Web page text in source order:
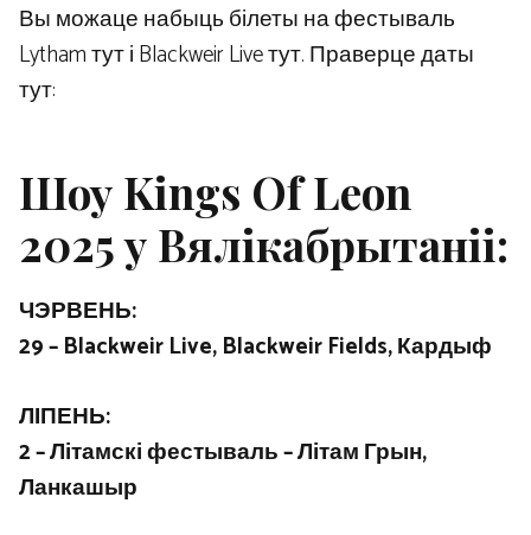
Вы можаце набыць білеты на фестываль
Lytham тут і Blackweir Live тут. Праверце даты
тут:
Шоу Kings Of Leon
2025 у Вялікабрытаніі:
ЧЭРВЕНЬ:
29 – Blackweir Live, Blackweir Fields, Кардыф
ЛІПЕНЬ:
2 – Літамскі фестываль – Літам Грын,
Ланкашыр